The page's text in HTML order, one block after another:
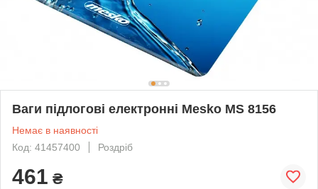
Ваги підлогові електронні Mesko MS 8156
Немає в наявності
Код: 41457400
Роздріб
461 ₴